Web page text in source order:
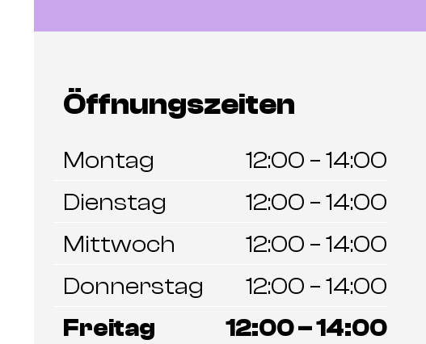
Öffnungszeiten
Montag
12:00 – 14:00
Dienstag
12:00 – 14:00
Mittwoch
12:00 – 14:00
Donnerstag
12:00 – 14:00
Freitag
12:00 – 14:00